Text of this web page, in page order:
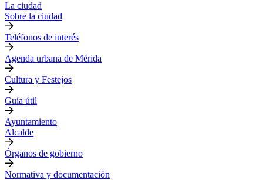
La ciudad
Sobre la ciudad
Teléfonos de interés
Agenda urbana de Mérida
Cultura y Festejos
Guía útil
Ayuntamiento
Alcalde
Órganos de gobierno
Normativa y documentación